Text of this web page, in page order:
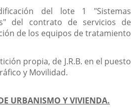
del lote 1 "Sistemas
del contrato de servicios de
de los equipos de tratamiento
propia, de J.R.B. en el puesto
y Movilidad.
URBANISMO Y VIVIENDA.